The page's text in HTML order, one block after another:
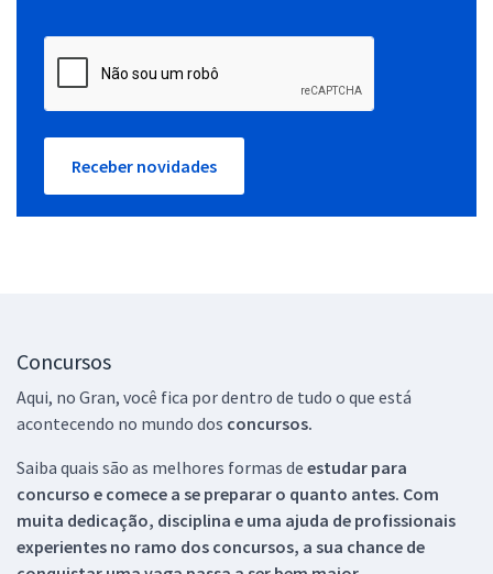
Receber novidades
Concursos
Aqui, no Gran, você fica por dentro de tudo o que está
acontecendo no mundo dos concursos.
Saiba quais são as melhores formas de estudar para
concurso e comece a se preparar o quanto antes. Com
muita dedicação, disciplina e uma ajuda de profissionais
experientes no ramo dos concursos, a sua chance de